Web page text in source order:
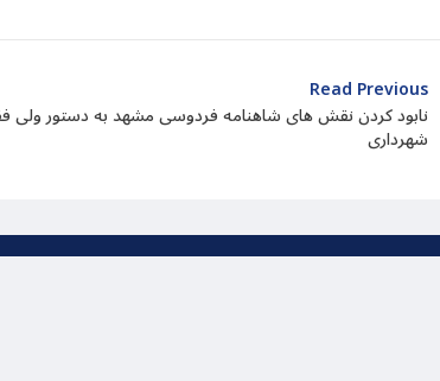
Read Previous
نابود کردن نقش های شاهنامه فردوسی مشهد به دستور ولی
شهرداری